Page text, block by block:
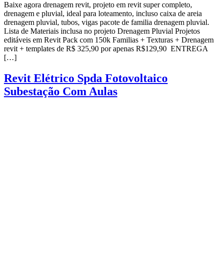
Baixe agora drenagem revit, projeto em revit super completo,
drenagem e pluvial, ideal para loteamento, incluso caixa de areia
drenagem pluvial, tubos, vigas pacote de familia drenagem pluvial.
Lista de Materiais inclusa no projeto Drenagem Pluvial Projetos
editáveis em Revit Pack com 150k Familias + Texturas + Drenagem
revit + templates de R$ 325,90 por apenas R$129,90 ENTREGA
[…]
Revit Elétrico Spda Fotovoltaico
Subestação Com Aulas